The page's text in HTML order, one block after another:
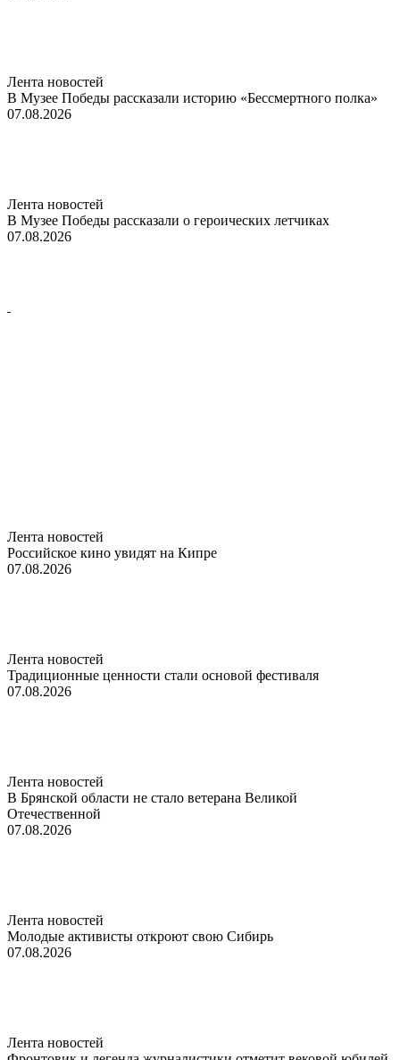
Лента новостей
В Музее Победы рассказали историю «Бессмертного полка»
07.08.2026
Лента новостей
В Музее Победы рассказали о героических летчиках
07.08.2026
Лента новостей
Российское кино увидят на Кипре
07.08.2026
Лента новостей
Традиционные ценности стали основой фестиваля
07.08.2026
Лента новостей
В Брянской области не стало ветерана Великой
Отечественной
07.08.2026
Лента новостей
Молодые активисты откроют свою Сибирь
07.08.2026
Лента новостей